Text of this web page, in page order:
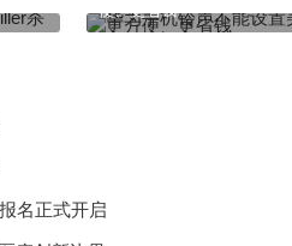
便、更省钱
名正式开启